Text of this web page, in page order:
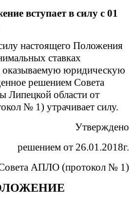
вступает в силу с 01
настоящего Положения
ставках
оказываемую юридическую
решением Совета
Липецкой области от
№ 1) утрачивает силу.
Утверждено
решением от 26.01.2018г.
АПЛО (протокол № 1)